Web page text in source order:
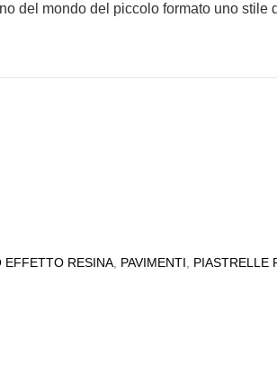
del mondo del piccolo formato uno
EFFETTO RESINA PAVIMENTI PIASTRELLE